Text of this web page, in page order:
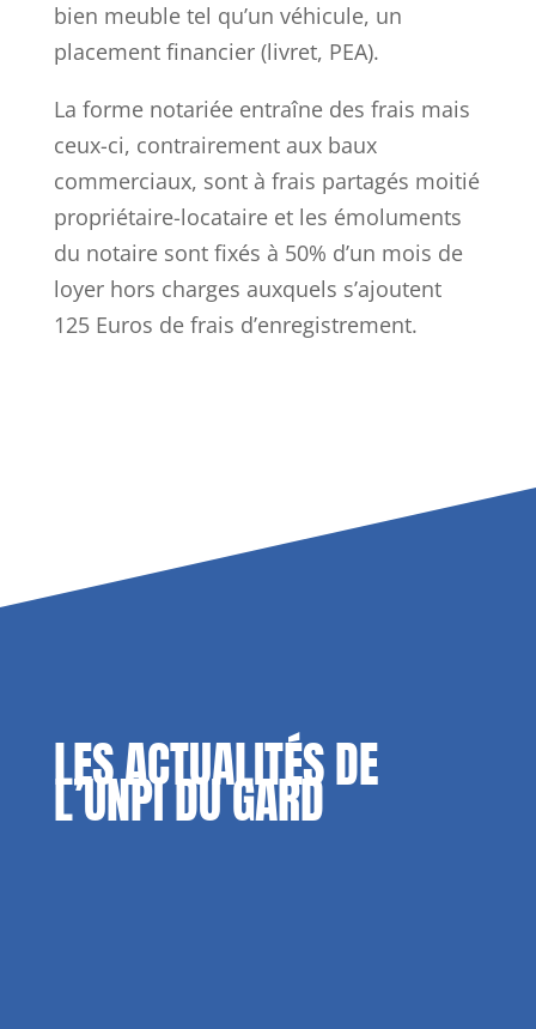
bien meuble tel qu’un véhicule, un
placement financier (livret, PEA).
La forme notariée entraîne des frais mais
ceux-ci, contrairement aux baux
commerciaux, sont à frais partagés moitié
propriétaire-locataire et les émoluments
du notaire sont fixés à 50% d’un mois de
loyer hors charges auxquels s’ajoutent
125 Euros de frais d’enregistrement.
LES ACTUALITÉS DE
L’UNPI DU GARD